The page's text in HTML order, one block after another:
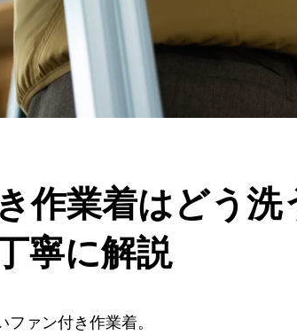
作業着はどう
寧に解説
ァン付き作業着。